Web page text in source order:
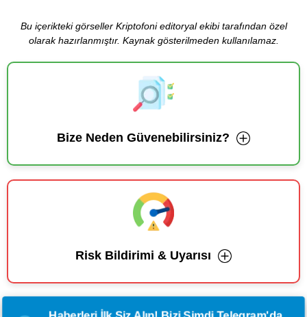
Bu içerikteki görseller Kriptofoni editoryal ekibi tarafından özel
olarak hazırlanmıştır. Kaynak gösterilmeden kullanılamaz.
Bize Neden Güvenebilirsiniz?
Risk Bildirimi & Uyarısı